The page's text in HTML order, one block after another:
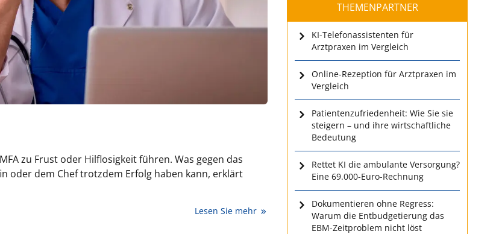
zu Frust oder Hilflosigkeit führen. Was gegen das
oder dem Chef trotzdem Erfolg haben kann, erklärt
Lesen Sie mehr
THEMENPARTNER
KI-Telefonassistenten für
Arztpraxen im Vergleich
Online-Rezeption für Arztpraxen im
Vergleich
Patientenzufriedenheit: Wie Sie sie
steigern – und ihre wirtschaftliche
Bedeutung
Rettet KI die ambulante Versorgung?
Eine 69.000-Euro-Rechnung
Dokumentieren ohne Regress:
Warum die Entbudgetierung das
EBM-Zeitproblem nicht löst